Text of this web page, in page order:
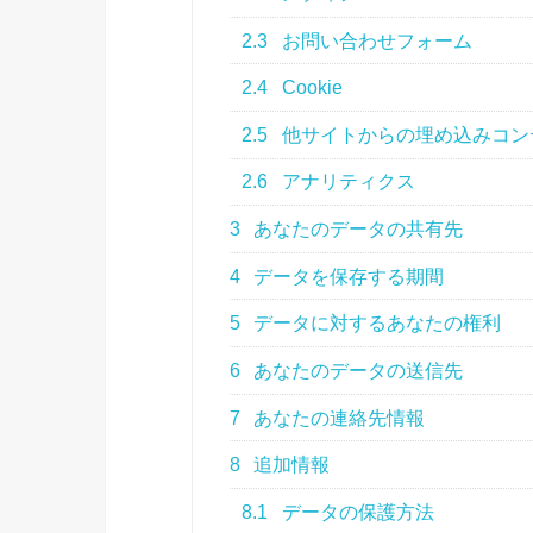
2.3 お問い合わせフォーム
2.4 Cookie
2.5 他サイトからの埋め込みコ
2.6 アナリティクス
3 あなたのデータの共有先
4 データを保存する期間
5 データに対するあなたの権利
6 あなたのデータの送信先
7 あなたの連絡先情報
8 追加情報
8.1 データの保護方法